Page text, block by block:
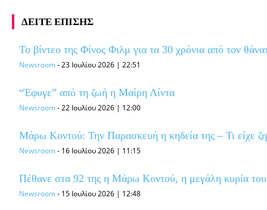
ΔΕΙΤΕ ΕΠΙΣΗΣ
To βίντεο της Φίνος Φιλμ για τα 30 χρόνια από τον
Newsroom-23 Ιουλίου 2026 | 22:51
“Έφυγε” από τη ζωή η Μαίρη Λίντα
Newsroom-22 Ιουλίου 2026 | 12:00
Μάρω Κοντού: Την Παρασκευή η κηδεία της – Τι είχε
Newsroom- 16 Ιουλίου 2026 | 11:15
Πέθανε στα 92 της η Μάρω Κοντού, η μεγάλη κυρία του
Newsroom- 15 Ιουλίου 2026 | 12:48